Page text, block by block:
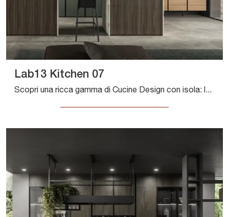
Lab13 Kitchen 07
Scopri una ricca gamma di Cucine Design con isola: la cucina Lab13 Kitchen 07 Aran è ora disponibile in laminato!